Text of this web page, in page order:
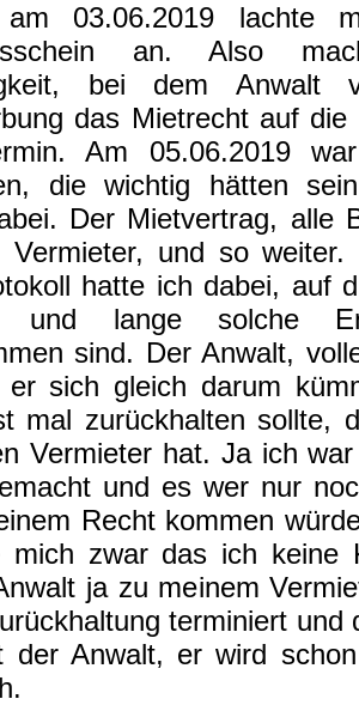
am 03.06.2019 lachte
an. Also
bei dem
das Mietrecht auf
Am 05.06.2019
die wichtig hätten
Der Mietvertrag, alle
Vermieter, und so
hatte ich dabei, auf
lange solche
sind. Der Anwalt,
sich gleich darum
mal zurückhalten sollte,
Vermieter hat. Ja ich
und es wer nur
Recht kommen
mich zwar das ich keine
ja zu meinem
terminiert und
der Anwalt, er wird